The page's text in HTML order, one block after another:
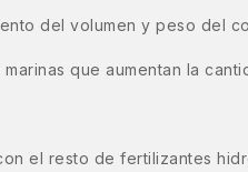
del volumen y peso del
que aumentan la
el resto de fertilizantes